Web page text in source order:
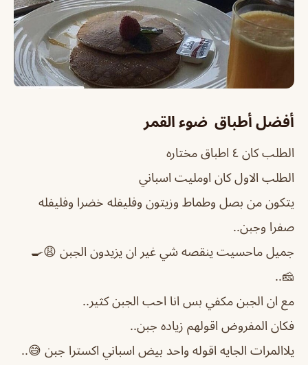
أفضل أطباق ضوء القمر
الطلب كان ٤ اطباق مختاره
الطلب الاول كان اومليت اسباني
يتكون من بصل وطماط وزيتون وفليفله خضرا وفليفله
صفرا وجبن..
جميل ماحسيت ينقصه شي غير ان يزيدون الجبن 😩🍳
🧀..
مع ان الجبن مكفي بس انا احب الجبن كثير..
فكان المفروض اقولهم زياده جبن..
يلاالمرات الجايه اقوله واحد بيض اسباني اكسترا جبن 😅..